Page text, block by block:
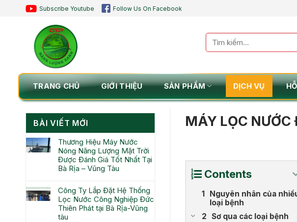
Chuyển
Subscribe Youtube Follow Us On Facebook
Tìm
kiếm:
TRANG CHỦ GIỚI THIỆU SẢN PHẨM DỊCH VỤ
BÀI VIẾT MỚI
Thương Hiệu Máy Nước
Nóng Năng Lượng Mặt Trời
Được Đánh Giá Tốt Nhất Tại
Bà Rịa – Vũng Tàu
Công Ty Lắp Đặt Hệ Thống
Lọc Nước Công Nghiệp Đức
Thiên Phát tại Bà Rịa-Vũng
tàu
MÁY LỌC NƯỚC
Contents
Nguyên nhân của
loại bệnh
Sơ qua các loại bệnh